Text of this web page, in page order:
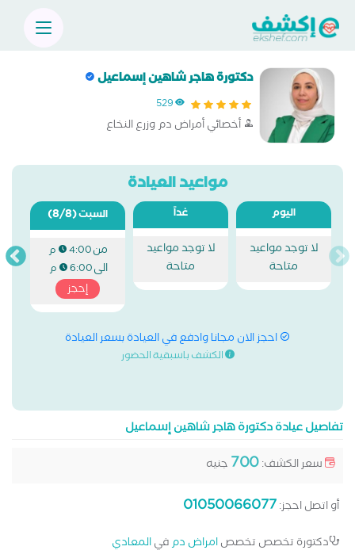
دكتورة هاجر شاهين إسماعيل
529
أخصائي أمراض دم وزرع النخاع
مواعيد العيادة
اليوم
لا توجد مواعيد
متاحة
غداً
لا توجد مواعيد
متاحة
السبت(8/8)
من4:00 م
الى6:00 م
إحجز
احجز الان مجانا وادفع في العيادة بسعر العيادة
الكشف باسبقية الحضور
تفاصيل عيادة دكتورة هاجر شاهين إسماعيل
سعر الكشف:700 جنيه
أو اتصل احجز:01050066077
دكتورة تخصص تخصصامراض دمفيالمعادي